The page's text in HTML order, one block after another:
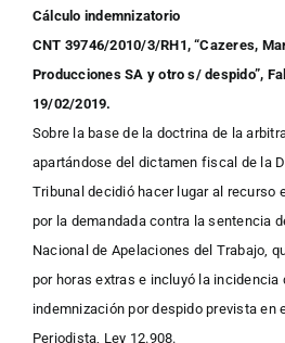
Cálculo indemnizatorio
CNT 39746/2010/3/RH1, “Cazeres,
Producciones SA y otro s/ despido”,
19/02/2019.
Sobre la base de la doctrina de la
apartándose del dictamen fiscal de la
Tribunal decidió hacer lugar al recurso
por la demandada contra la sentencia
Nacional de Apelaciones del Trabajo,
por horas extras e incluyó la incidencia
indemnización por despido prevista en
Periodista, Ley 12.908.